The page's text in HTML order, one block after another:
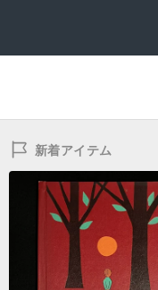
新着アイテム